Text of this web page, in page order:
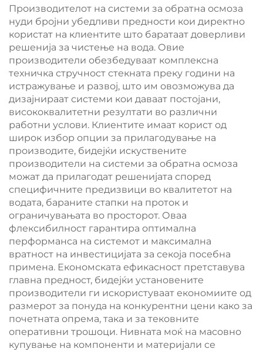
домаќинства и
индустријски
процеси со вода, со
филтрација на висок
квалитет
третман на вода и
филтрациски систем
за пиење во фарма и
Производителот на системи за обратна осмоза
нуди бројни убедливи предности кои директно
користат на клиентите што баратаат доверливи
решенија за чистење на вода. Овие
производители обезбедуваат комплексна
техничка стручност стекната преку години на
истражување и развој, што им овозможува да
дизајнираат системи кои даваат постојани,
висококвалитетни резултати во различни
работни услови. Клиентите имаат корист од
широк избор опции за прилагодување на
производите, бидејќи искуствените
производители на системи за обратна осмоза
можат да прилагодат решенијата според
специфичните предизвици во квалитетот на
водата, бараните стапки на проток и
ограничувањата во просторот. Оваа
флексибилност гарантира оптимална
перформанса на системот и максимална
вратност на инвестицијата за секоја посебна
примена. Економската ефикасност претставува
главна предност, бидејќи установените
производители ги искористуваат економиите од
размерот за понуда на конкурентни цени како за
почетната опрема, така и за тековните
оперативни трошоци. Нивната моќ на масовно
купување на компоненти и материјали се